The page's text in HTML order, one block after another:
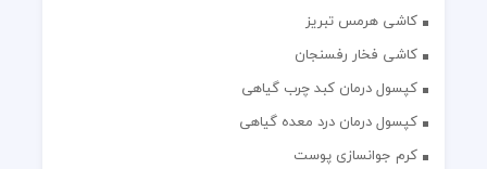
کاشی هرمس تبریز
کاشی فخار رفسنجان
کپسول درمان کبد چرب گیاهی
کپسول درمان درد معده گیاهی
کرم جوانسازی پوست